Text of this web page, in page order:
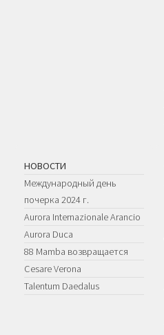
НОВОСТИ
Международный день
почерка 2024 г.
Aurora Internazionale Arancio
Aurora Duca
88 Mamba возвращается
Cesare Verona
Talentum Daedalus